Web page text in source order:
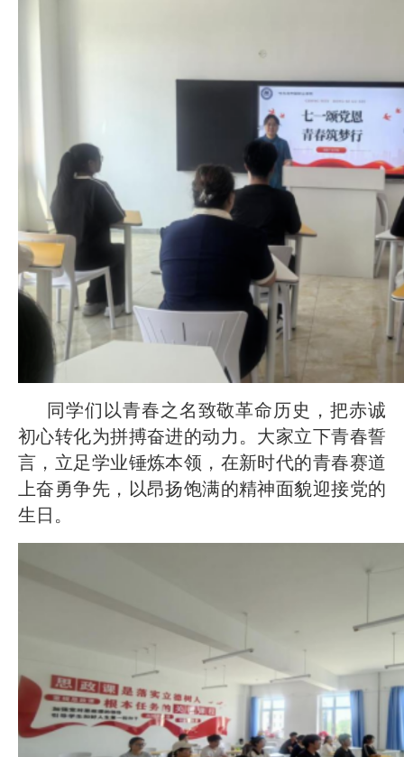
同学们以青春之名致敬革命历史，把赤诚
初心转化为拼搏奋进的动力。大家立下青春誓
言，立足学业锤炼本领，在新时代的青春赛道
上奋勇争先，以昂扬饱满的精神面貌迎接党的
生日。